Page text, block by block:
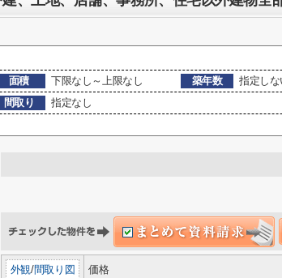
面積 下限なし～上限なし 築年数
指定しな
間取り
指定なし
外観/間取り図
価格